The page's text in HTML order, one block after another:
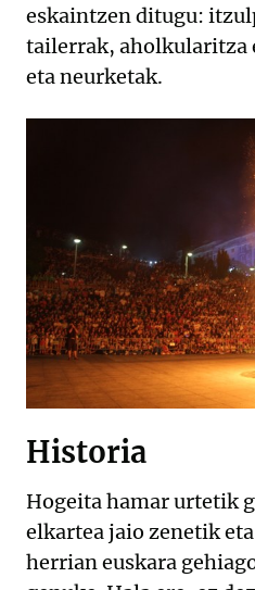
eskaintzen ditugu:
tailerrak, aholkularitza
eta neurketak.
Historia
Hogeita hamar urtetik
elkartea jaio zenetik
herrian euskara